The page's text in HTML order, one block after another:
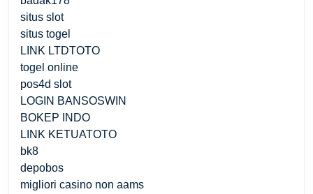
situs slot
situs togel
LINK LTDTOTO
togel online
pos4d slot
LOGIN BANSOSWIN
BOKEP INDO
LINK KETUATOTO
bk8
depobos
migliori casino non aams